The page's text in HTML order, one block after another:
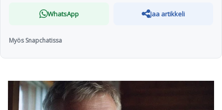
WhatsApp Jaa artikkeli
Myös Snapchatissa